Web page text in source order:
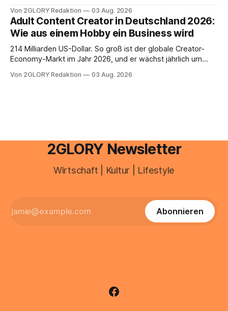
Drogerie – mehr ist zeitlich oft nicht drin. Dabei reagiert die
Haut empfindlich auf Stress, Schlafmangel und
Umwelteinflüsse: Sie wirkt müde, spannt oder neigt zu
Unreinheiten. Professionelle
Von 2GLORY Redaktion 03 Aug. 2026
Adult Content Creator in Deutschland 2026:
Wie aus einem Hobby ein Business wird
214 Milliarden US-Dollar. So groß ist der globale Creator-
Economy-Markt im Jahr 2026, und er wächst jährlich um
ist längst ein ernstzunehmender Wirtschaftszweig. Weltweit
Von 2GLORY Redaktion 03 Aug. 2026
2GLORY Newsletter
Wirtschaft | Kultur | Lifestyle
Abonnieren